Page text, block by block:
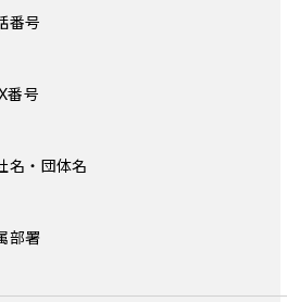
番号
番号
名・ 団体名
部署